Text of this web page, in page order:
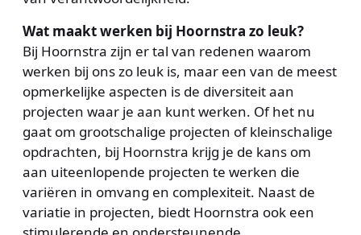
Wat maakt werken bij Hoornstra zo leuk?
Bij Hoornstra zijn er tal van redenen waarom
werken bij ons zo leuk is, maar een van de meest
opmerkelijke aspecten is de diversiteit aan
projecten waar je aan kunt werken. Of het nu
gaat om grootschalige projecten of kleinschalige
opdrachten, bij Hoornstra krijg je de kans om
aan uiteenlopende projecten te werken die
variëren in omvang en complexiteit. Naast de
variatie in projecten, biedt Hoornstra ook een